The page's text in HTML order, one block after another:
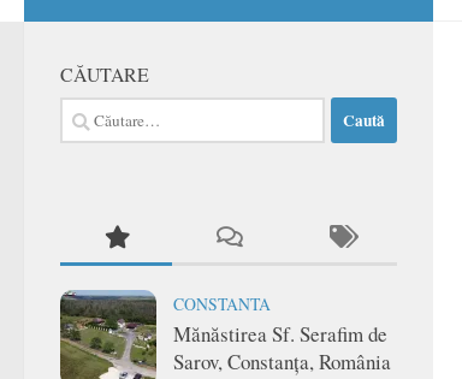
CĂUTARE
Caută
după:
CONSTANTA
Mănăstirea Sf. Serafim de
Sarov, Constanța, România